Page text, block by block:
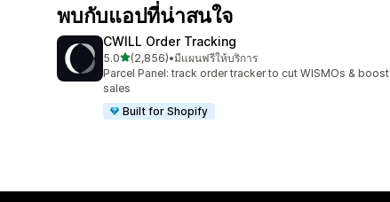
พบกับแอปที่น่าสนใจ
CWILL Order Tracking
5.0เต็ม 5 ดาว
(2,856)
ทั้งหมด 2856 รีวิว
•มีแผนฟรีให้บริการ
Parcel Panel: track order tracker to cut WISMOs & boost
sales
Built for Shopify